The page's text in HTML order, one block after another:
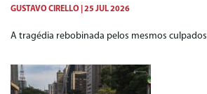
GUSTAVO CIRELLO 25 JUL 2026
A tragédia rebobinada pelos mesmos culpados